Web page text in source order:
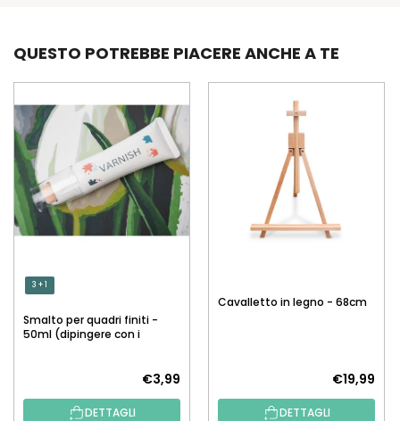
QUESTO POTREBBE PIACERE ANCHE A TE
3 + 1
Smalto per quadri finiti -
50ml (dipingere con i
€3,99
DETTAGLI
Cavalletto in legno - 68cm
€19,99
DETTAGLI